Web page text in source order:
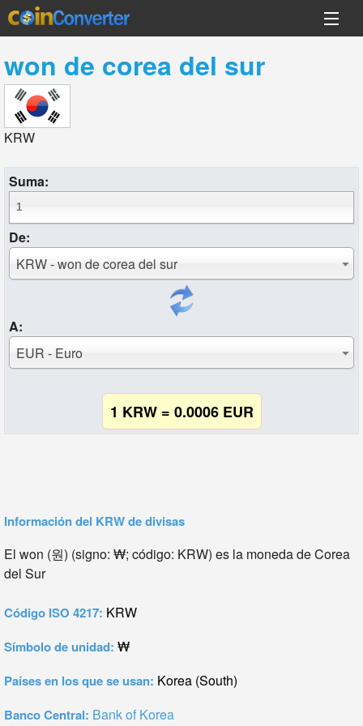
won de corea del sur
KRW
Suma:
De:
KRW - won de corea del sur
A:
EUR - Euro
1 KRW = 0.0006 EUR
Información del KRW de divisas
El won (원) (signo: ₩; código: KRW) es la moneda de Corea
del Sur
Código ISO 4217: KRW
Símbolo de unidad: ₩
Países en los que se usan: Korea (South)
Banco Central: Bank of Korea